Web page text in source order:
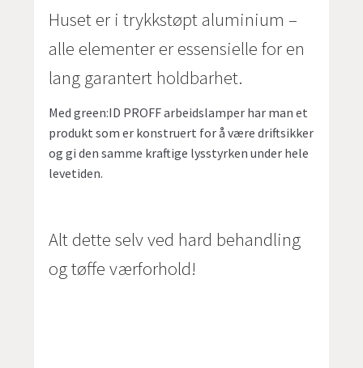
Huset er i trykkstøpt aluminium –
alle elementer er essensielle for en
lang garantert holdbarhet.
Med green:ID PROFF arbeidslamper har man et
produkt som er konstruert for å være driftsikker
og gi den samme kraftige lysstyrken under hele
levetiden.
Alt dette selv ved hard behandling
og tøffe værforhold!